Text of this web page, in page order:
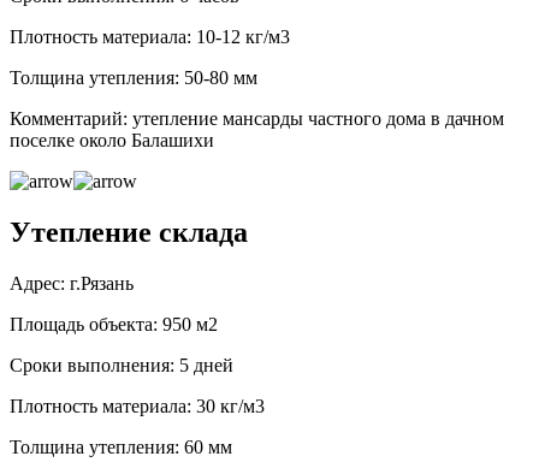
Плотность материала: 10-12 кг/м3
Толщина утепления: 50-80 мм
Комментарий: утепление мансарды частного дома в дачном
поселке около Балашихи
Утепление склада
Адрес: г.Рязань
Площадь объекта: 950 м2
Сроки выполнения: 5 дней
Плотность материала: 30 кг/м3
Толщина утепления: 60 мм